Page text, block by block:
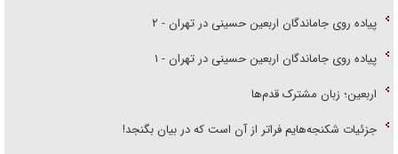
پیاده روی جاماندگان اربعین حسینی در تهران - ۲
پیاده روی جاماندگان اربعین حسینی در تهران - ۱
اربعین؛ زبان مشترک قدم‌ها
جزئیات شکنجه‌هایم فراتر از آن است که در بیان بگنجد!